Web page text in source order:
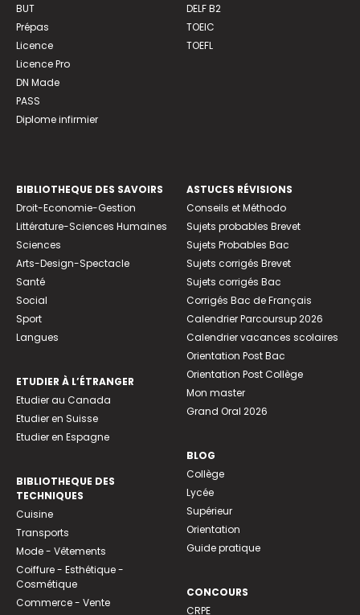
BUT
Prépas
Licence
Licence Pro
DN Made
PASS
Diplome infirmier
DELF B2
TOEIC
TOEFL
BIBLIOTHEQUE DES SAVOIRS
Droit-Economie-Gestion
Littérature-Sciences Humaines
Sciences
Arts-Design-Spectacle
Santé
Social
Sport
Langues
ETUDIER À L’ÉTRANGER
Etudier au Canada
Etudier en Suisse
Etudier en Espagne
BIBLIOTHEQUE DES
TECHNIQUES
Cuisine
Transports
Mode - Vêtements
Coiffure - Esthétique -
Cosmétique
Commerce - Vente
ASTUCES RÉVISIONS
Conseils et Méthodo
Sujets probables Brevet
Sujets Probables Bac
Sujets corrigés Brevet
Sujets corrigés Bac
Corrigés Bac de Français
Calendrier Parcoursup 2026
Calendrier vacances scolaires
Orientation Post Bac
Orientation Post Collège
Mon master
Grand Oral 2026
BLOG
Collège
Lycée
Supérieur
Orientation
Guide pratique
CONCOURS
CRPE